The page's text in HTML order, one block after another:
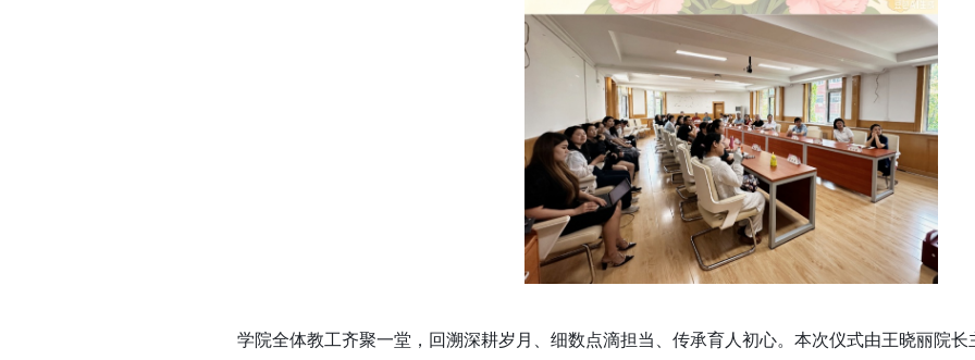
学院全体教工齐聚一堂，回溯深耕岁月、细数点滴担当、传承育人初心。本次仪式由王晓丽院长